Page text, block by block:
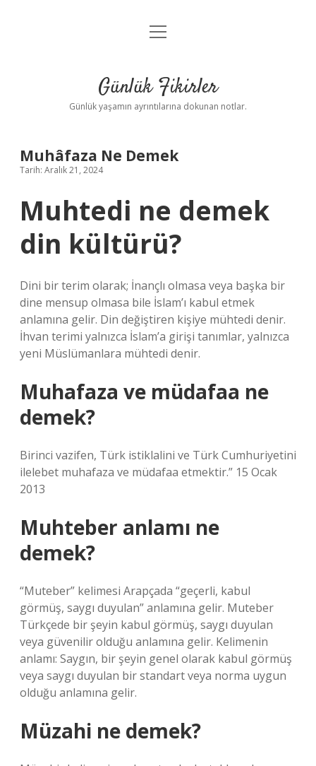
Anasayfa
Yasal Uyarı
menüyü
Günlük Fikirler
Günlük yaşamın ayrıntılarına dokunan notlar.
Muhâfaza Ne Demek
Tarih: Aralık 21, 2024
Muhtedi ne demek
din kültürü?
Dini bir terim olarak; İnançlı olmasa veya başka bir
dine mensup olmasa bile İslam’ı kabul etmek
anlamına gelir. Din değiştiren kişiye mühtedi denir.
İhvan terimi yalnızca İslam’a girişi tanımlar, yalnızca
yeni Müslümanlara mühtedi denir.
Muhafaza ve müdafaa ne
demek?
Birinci vazifen, Türk istiklalini ve Türk Cumhuriyetini
ilelebet muhafaza ve müdafaa etmektir.” 15 Ocak
2013
Muhteber anlamı ne
demek?
“Muteber” kelimesi Arapçada “geçerli, kabul
görmüş, saygı duyulan” anlamına gelir. Muteber
Türkçede bir şeyin kabul görmüş, saygı duyulan
veya güvenilir olduğu anlamına gelir. Kelimenin
anlamı: Saygın, bir şeyin genel olarak kabul görmüş
veya saygı duyulan bir standart veya norma uygun
olduğu anlamına gelir.
Müzahi ne demek?